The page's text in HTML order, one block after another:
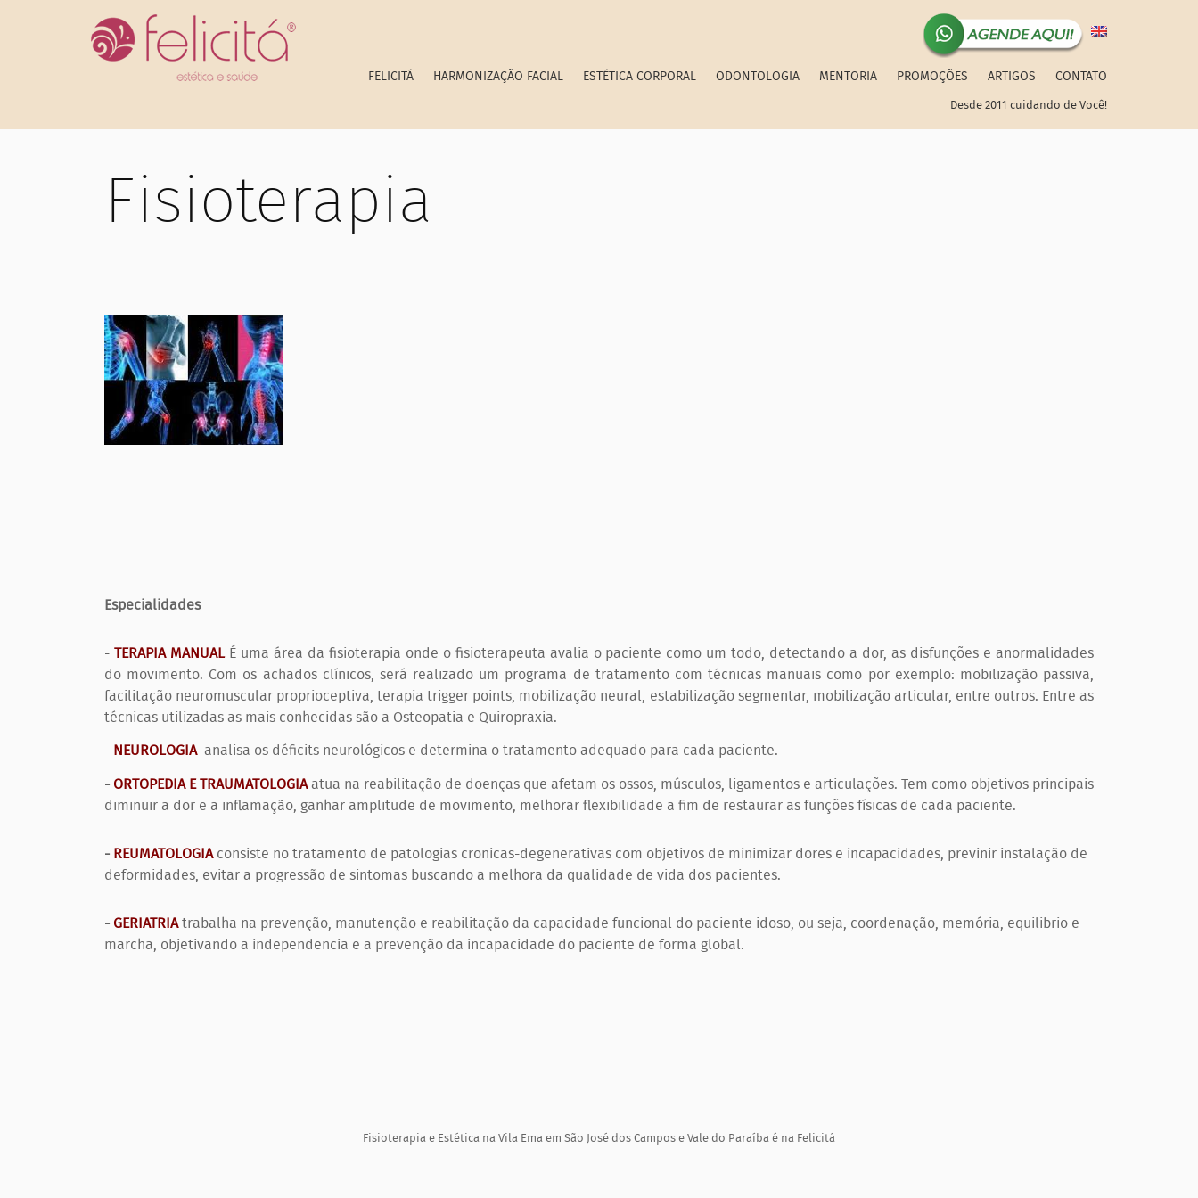
FELICITÁ HARMONIZAÇÃO FACIAL ESTÉTICA CORPORAL ODONTOLOGIA MENTORIA PROMOÇÕES ARTIGOS CONTATO
Desde 2011 cuidando de Você!
Fisioterapia
Especialidades
- TERAPIA MANUALÉ uma área da fisioterapia onde o fisioterapeuta avalia o paciente como um todo, detectando a dor, as disfunções e anormalidades
do movimento. Com os achados clínicos, será realizado um programa de tratamento com técnicas manuais como por exemplo: mobilização passiva,
facilitação neuromuscular proprioceptiva, terapia trigger points, mobilização neural, estabilização segmentar, mobilização articular, entre outros. Entre as
técnicas utilizadas as mais conhecidas são a Osteopatia e Quiropraxia.
- NEUROLOGIAanalisa os déficits neurológicos e determina o tratamento adequado para cada paciente.
- ORTOPEDIA E TRAUMATOLOGIAatua na reabilitação de doenças que afetam os ossos, músculos, ligamentos e articulações. Tem como objetivos principais
diminuir a dor e a inflamação, ganhar amplitude de movimento, melhorar flexibilidade a fim de restaurar as funções físicas de cada paciente.
- REUMATOLOGIA consiste no tratamento de patologias cronicas-degenerativas com objetivos de minimizar dores e incapacidades, previnir instalação de
deformidades, evitar a progressão de sintomas buscando a melhora da qualidade de vida dos pacientes.
- GERIATRIAtrabalha na prevenção, manutenção e reabilitação da capacidade funcional do paciente idoso, ou seja, coordenação, memória, equilibrio e
marcha, objetivando a independencia e a prevenção da incapacidade do paciente de forma global.
Fisioterapia e Estética na Vila Ema em São José dos Campos e Vale do Paraíba é na Felicitá